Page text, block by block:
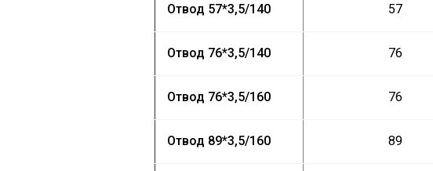
Отвод 57*3,5/140 57
Отвод 76*3,5/140 76
Отвод 76*3,5/160 76
Отвод 89*3,5/160 89